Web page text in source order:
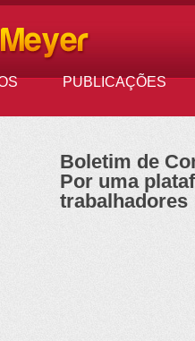
PUBLICAÇÕES
Boletim de
Por uma
trabalhadores